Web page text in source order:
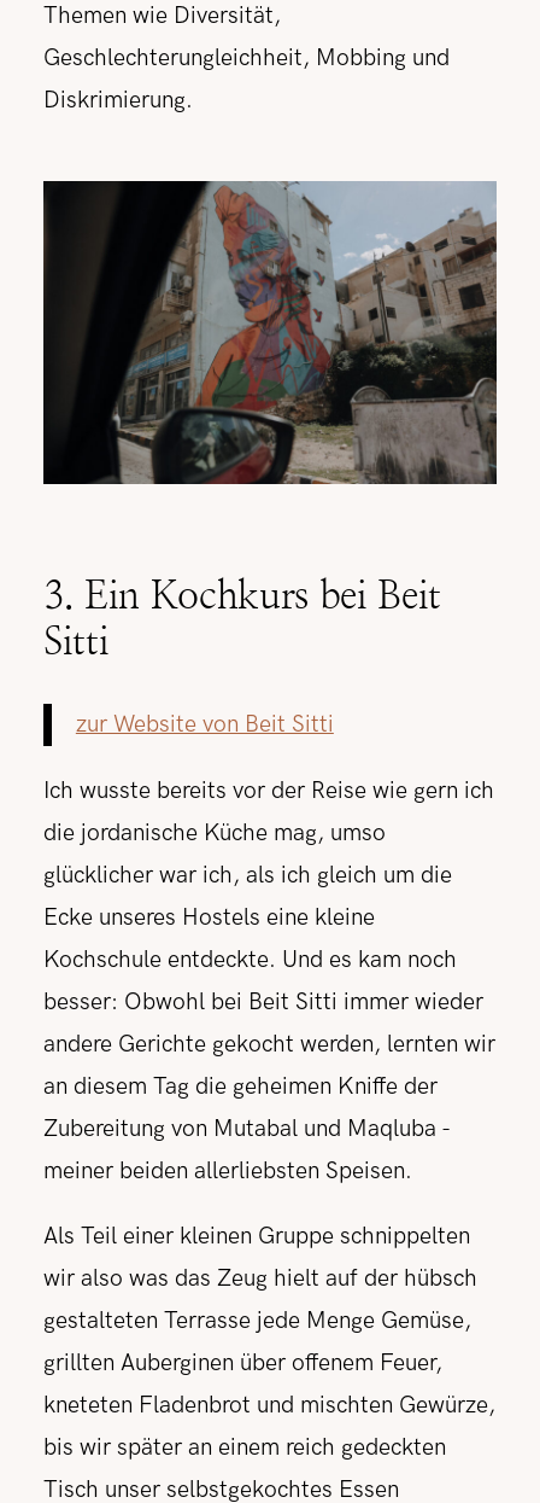
Themen wie Diversität,
Geschlechterungleichheit, Mobbing und
Diskrimierung.
3. Ein Kochkurs bei Beit
Sitti
zur Website von Beit Sitti
Ich wusste bereits vor der Reise wie gern ich
die jordanische Küche mag, umso
glücklicher war ich, als ich gleich um die
Ecke unseres Hostels eine kleine
Kochschule entdeckte. Und es kam noch
besser: Obwohl bei Beit Sitti immer wieder
andere Gerichte gekocht werden, lernten wir
an diesem Tag die geheimen Kniffe der
Zubereitung von Mutabal und Maqluba -
meiner beiden allerliebsten Speisen.
Als Teil einer kleinen Gruppe schnippelten
wir also was das Zeug hielt auf der hübsch
gestalteten Terrasse jede Menge Gemüse,
grillten Auberginen über offenem Feuer,
kneteten Fladenbrot und mischten Gewürze,
bis wir später an einem reich gedeckten
Tisch unser selbstgekochtes Essen